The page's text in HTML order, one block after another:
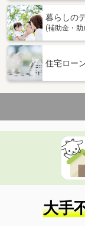
専
間
鳥取県鳥取市湖
住
専
鳥取県倉吉市幸町
価
住
専
暮らしの
(補助金・助
住宅ロー
大手